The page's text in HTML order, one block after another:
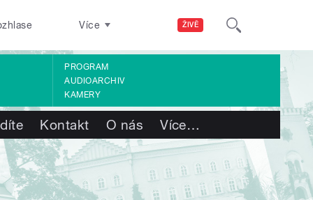
ŽIVĚ
Více
PROGRAM
AUDIOARCHIV
KAMERY
Kontakt O nás Více…